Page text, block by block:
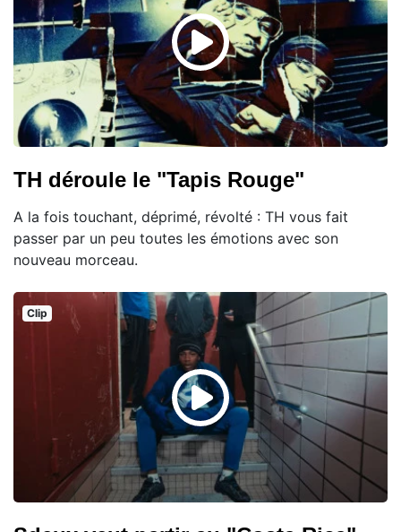
TH déroule le "Tapis Rouge"
A la fois touchant, déprimé, révolté : TH vous fait
passer par un peu toutes les émotions avec son
nouveau morceau.
Clip